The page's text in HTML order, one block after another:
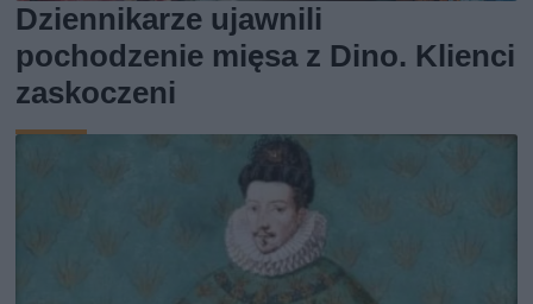
Dziennikarze ujawnili
pochodzenie mięsa z Dino. Klienci
zaskoczeni